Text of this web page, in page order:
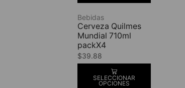
Bebidas
Cerveza Quilmes
Mundial 710ml
packX4
$39.88
SELECCIONAR
OPCIONES